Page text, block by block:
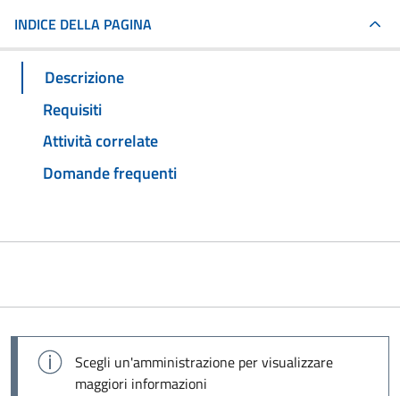
INDICE DELLA PAGINA
Descrizione
Requisiti
Attività correlate
Domande frequenti
Scegli un'amministrazione per visualizzare
maggiori informazioni